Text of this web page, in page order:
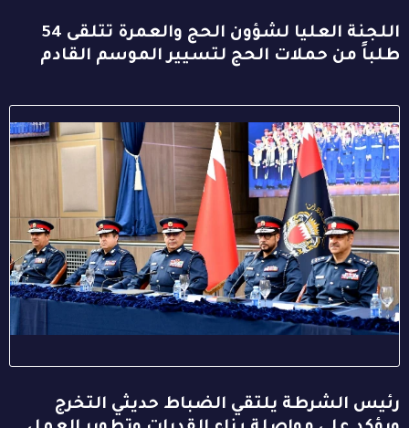
اللجنة العليا لشؤون الحج والعمرة تتلقى 54
طلباً من حملات الحج لتسيير الموسم القادم
رئيس الشرطة يلتقي الضباط حديثي التخرج